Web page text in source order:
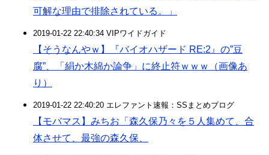
可解な理由で排除されている。」
2019-01-22 22:40:34 VIPワイドガイド
【そうなんやｗ】『バイオハザード RE:2』の”豆
腐”、「絹か木綿か論争」に終止符ｗｗｗ（画像あ
り）
2019-01-22 22:40:20 エレファント速報：SSまとめブログ
【モバマス】みちお「森久保乃々を５人集めて、合
体させて、最強の森久保、